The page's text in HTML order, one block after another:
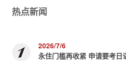
热点新闻
2026/7/6
永住门槛再收紧 申请要考日